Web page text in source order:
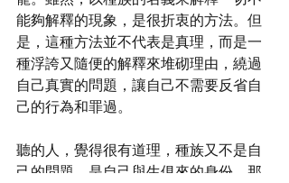
能夠解釋的現象，是很折衷的方法。但
是，這種方法並不代表是真理，而是一
種浮誇又隨便的解釋來堆砌理由，繞過
自己真實的問題，讓自己不需要反省自
己的行為和罪過。
聽的人，覺得很有道理，種族又不是自
己的問題，是自己與生俱來的身份，那